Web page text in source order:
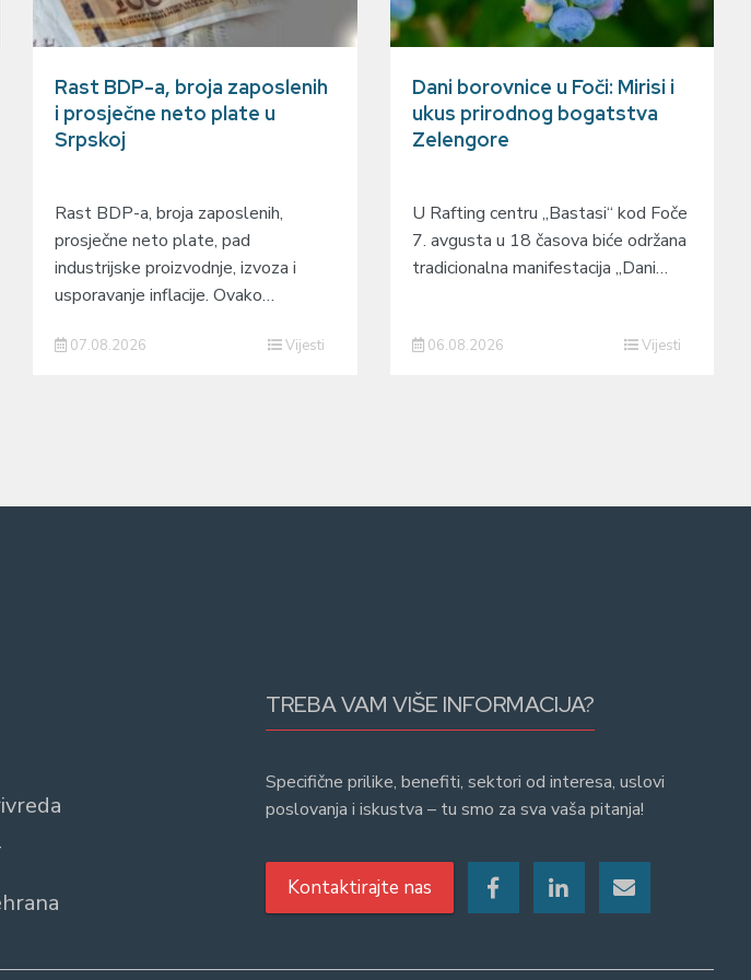
Rast BDP-a, broja zaposlenih
i prosječne neto plate u
Srpskoj
Rast BDP-a, broja zaposlenih,
prosječne neto plate, pad
industrijske proizvodnje, izvoza i
usporavanje inflacije. Ovako…
07.08.2026 Vijesti
Dani borovnice u Foči: Mirisi i
ukus prirodnog bogatstva
Zelengore
U Rafting centru „Bastasi“ kod Foče
7. avgusta u 18 časova biće održana
tradicionalna manifestacija „Dani…
06.08.2026 Vijesti
TREBA VAM VIŠE INFORMACIJA?
Specifične prilike, benefiti, sektori od interesa, uslovi
poslovanja i iskustva – tu smo za sva vaša pitanja!
Kontaktirajte nas